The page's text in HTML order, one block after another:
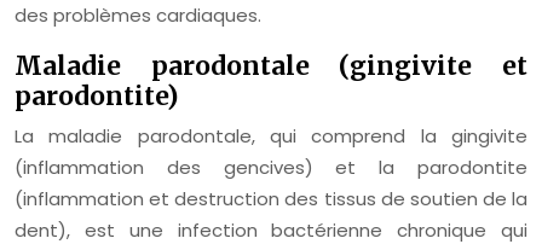
des problèmes cardiaques.
Maladie parodontale (gingivite et
parodontite)
La maladie parodontale, qui comprend la gingivite
(inflammation des gencives) et la parodontite
(inflammation et destruction des tissus de soutien de la
dent), est une infection bactérienne chronique qui